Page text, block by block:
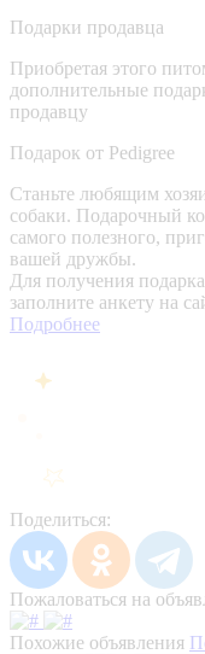
Подарки продавца
Приобретая этого
дополнительные
продавцу
Подарок от Pedigree
Станьте любящим
собаки. Подарочный
самого полезного,
вашей дружбы.
Для получения
заполните анкету на
Подробнее
Поделиться:
Пожаловаться на
Похожие объявления